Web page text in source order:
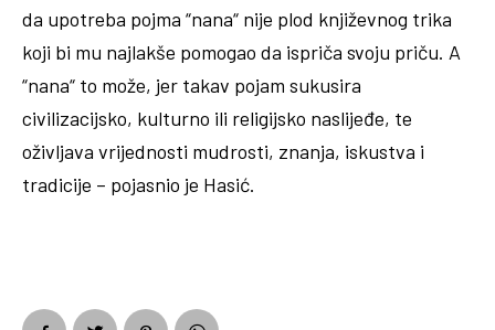
da upotreba pojma “nana“ nije plod književnog trika
koji bi mu najlakše pomogao da ispriča svoju priču. A
“nana“ to može, jer takav pojam sukusira
civilizacijsko, kulturno ili religijsko naslijeđe, te
oživljava vrijednosti mudrosti, znanja, iskustva i
tradicije – pojasnio je Hasić.